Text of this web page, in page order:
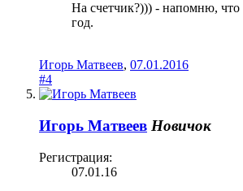
На счетчик?))) - напомню, что
год.
Игорь Матвеев, 07.01.2016
#4
Игорь Матвеев Новичок
Регистрация:
07.01.16